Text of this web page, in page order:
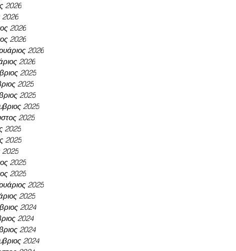
2026
2026
2026
2026
2026
2026
2025
2025
2025
2025
2025
2025
2025
2025
2025
2025
2025
2025
2024
2024
2024
2024